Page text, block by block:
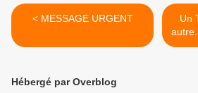
< MESSAGE URGENT
Un
Hébergé par Overblog